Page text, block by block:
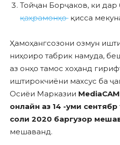
Тойҷан Борҷаков, ки дар
қаҳрамонҳо қисса
Ҳамоҳангсозони озмун
ниҳоиро табрик намуда,
аз онҳо тамос хоҳанд
иштирокчиёни махсус ба
Осиёи Марказии
онлайн аз 14 -уми
соли 2020 баргузор
мешаванд.